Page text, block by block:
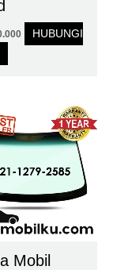
HUBUNGI
Mobil